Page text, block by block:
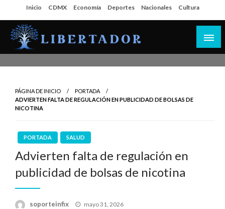
al
contenido
Inicio CDMX Economía Deportes Nacionales Cultura
PÁGINA DE INICIO
PORTADA
ADVIERTEN FALTA DE REGULACIÓN EN PUBLICIDAD DE BOLSAS DE
NICOTINA
PORTADA SALUD
Advierten falta de regulación en
publicidad de bolsas de nicotina
soporteinfix
Publicado
mayo 31, 2026